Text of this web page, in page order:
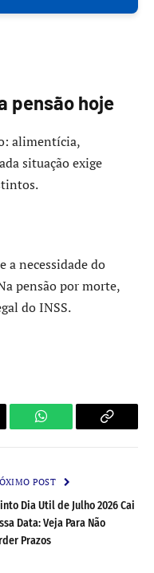
pensão hoje
alimentícia,
situação exige
a necessidade do
pensão por morte,
do INSS.
WhatsApp Copy
POST
Dia Util de Julho 2026 Cai
Data: Veja Para Não
Prazos